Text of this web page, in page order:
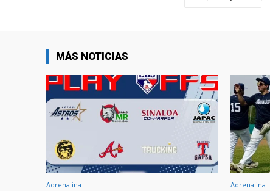
MÁS NOTICIAS
Adrenalina Adrenalina